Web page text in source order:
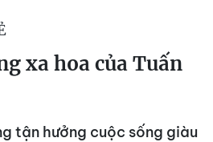
xa hoa của Tuấn
tận hưởng cuộc sống giàu